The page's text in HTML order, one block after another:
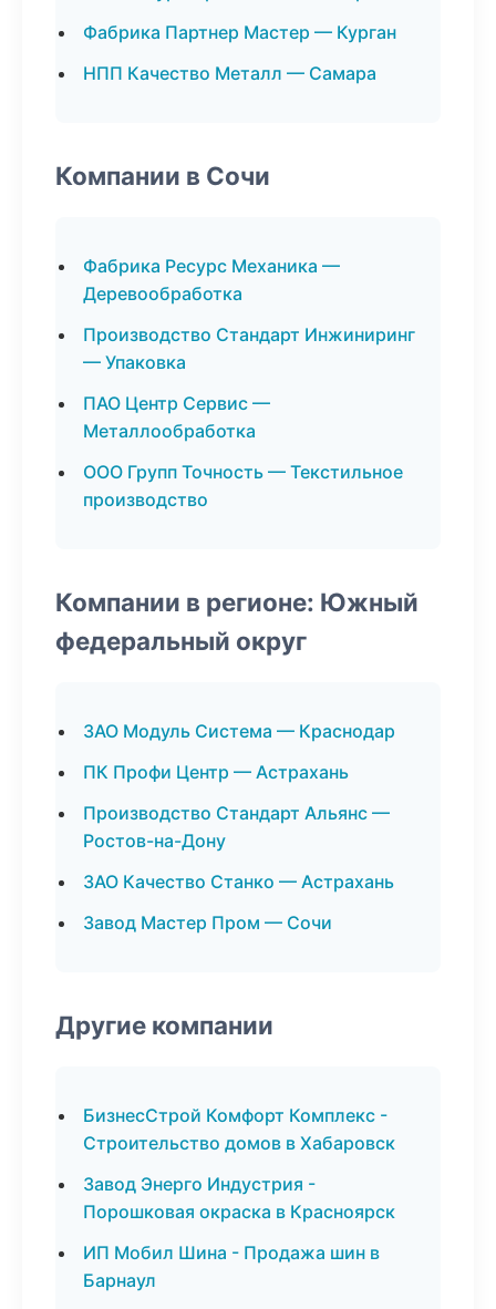
Фабрика Партнер Мастер — Курган
НПП Качество Металл — Самара
Компании в Сочи
Фабрика Ресурс Механика —
Деревообработка
Производство Стандарт Инжиниринг
— Упаковка
ПАО Центр Сервис —
Металлообработка
ООО Групп Точность — Текстильное
производство
Компании в регионе: Южный
федеральный округ
ЗАО Модуль Система — Краснодар
ПК Профи Центр — Астрахань
Производство Стандарт Альянс —
Ростов-на-Дону
ЗАО Качество Станко — Астрахань
Завод Мастер Пром — Сочи
Другие компании
БизнесСтрой Комфорт Комплекс -
Строительство домов в Хабаровск
Завод Энерго Индустрия -
Порошковая окраска в Красноярск
ИП Мобил Шина - Продажа шин в
Барнаул